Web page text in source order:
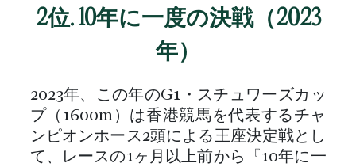
2位. 10年に一度の決戦（2023
年）
2023年、この年のG1・スチュワーズカッ
プ（1600m）は香港競馬を代表するチャ
ンピオンホース2頭による王座決定戦とし
て、レースの1ヶ月以上前から『10年に一